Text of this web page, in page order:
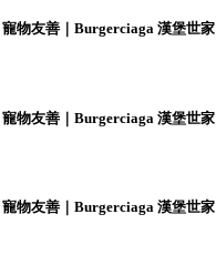
物友善｜Burgerciaga 漢堡世家
物友善｜Burgerciaga 漢堡世家
物友善｜Burgerciaga 漢堡世家